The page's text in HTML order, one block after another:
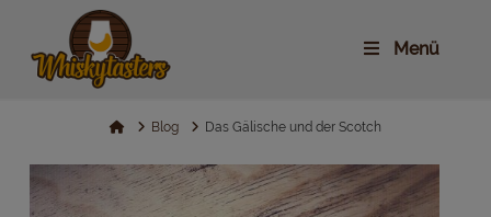
Menü
HomeBlog Das Gälische und der Scotch